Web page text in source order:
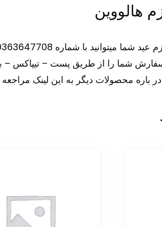
هالووین
09373701119 تماس گرفته سفارش خود را ثبت کنید.
شما را از طریق پست – تیپاکس –
باره محصولات دیگر به این لینک مراجعه